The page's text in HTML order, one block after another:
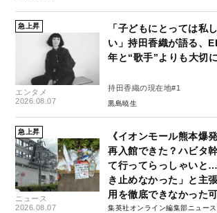
急上昇
エンタメ
2026.08.07
「子どもにとっては私
い」持田香織が語る、
年と“歌手”よりも大切
持田香織の現在地#1
黒島暁生
急上昇
ニュース
2026.08.07
《イオンモール熊本爆
再入館できた？ハビタ
て行ってらっしゃいと
き止めなかった」と主
用を徹底できなかった可
集英社オンライン編集部ニュー